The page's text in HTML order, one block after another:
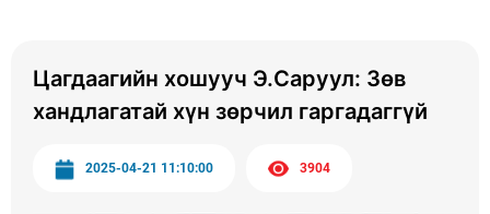
Цагдаагийн хошууч Э.Саруул: Зөв
хандлагатай хүн зөрчил гаргадаггүй
2025-04-21 11:10:00 3904